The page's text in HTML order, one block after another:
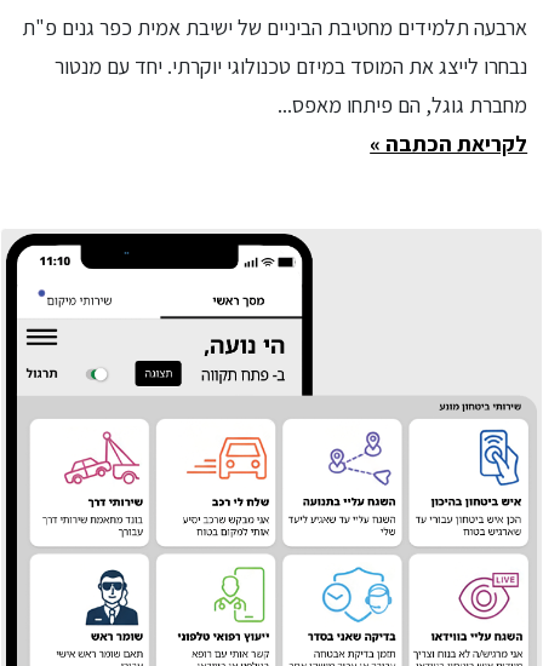
ארבעה תלמידים מחטיבת הביניים של ישיבת אמית כפר גנים פ"ת
נבחרו לייצג את המוסד במיזם טכנולוגי יוקרתי. יחד עם מנטור
מחברת גוגל, הם פיתחו מאפס...
לקריאת הכתבה »